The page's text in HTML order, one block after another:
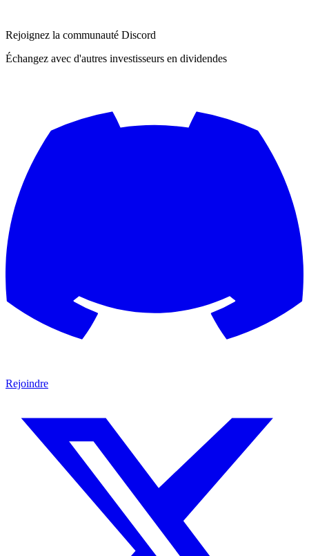
Rejoignez la communauté Discord
Échangez avec d'autres investisseurs en dividendes
Rejoindre